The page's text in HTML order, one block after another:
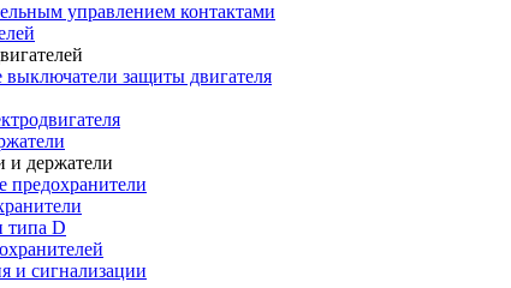
управлением контактами
выключатели защиты двигателя
и держатели
предохранители
типа D
и сигнализации